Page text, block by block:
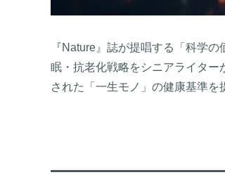
『Nature』誌が提唱する「科学
眠・抗老化戦略をシニアライター
された「一生モノ」の健康基準を